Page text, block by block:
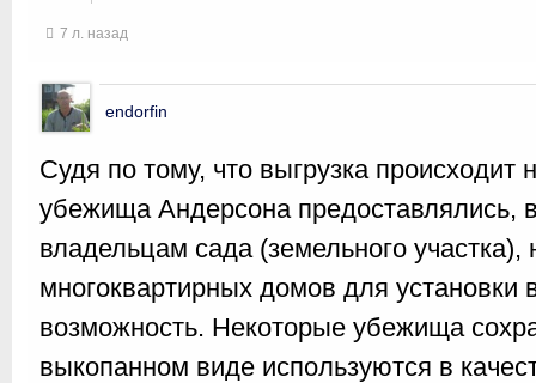
7 л. назад
endorfin
Судя по тому, что выгрузка происходит
убежища Андерсона предоставлялись,
владельцам сада (земельного
многоквартирных домов для установки
возможность. Некоторые убежища
выкопанном виде используются в